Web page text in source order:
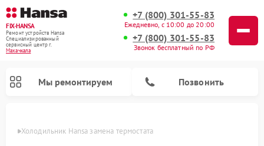
FIX-HANSA
Ремонт устройств Hansa
Специализированный
cервисный центр г.
Махачкала
+7 (800) 301-55-83
Ежедневно, с 10:00 до 20:00
+7 (800) 301-55-83
Звонок бесплатный по РФ
Мы ремонтируем Позвонить
Холодильник Hansa замена термостата